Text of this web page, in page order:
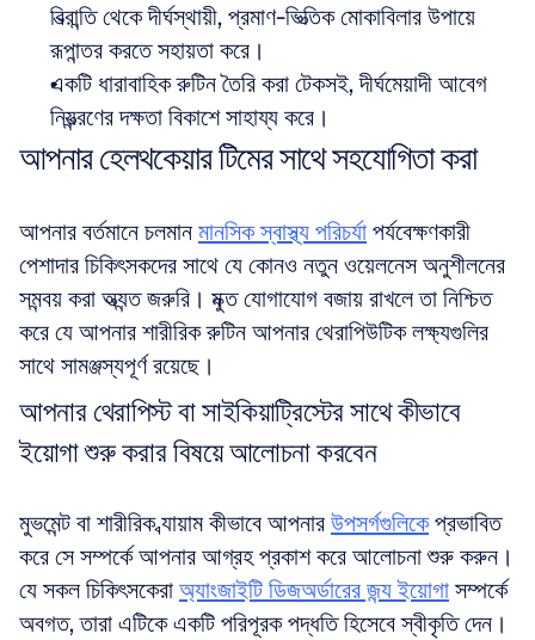
বিভ্রান্তি থেকে দীর্ঘস্থায়ী, প্রমাণ-ভিত্তিক মোকাবিলার উপায়ে
রূপান্তর করতে সহায়তা করে।
একটি ধারাবাহিক রুটিন তৈরি করা টেকসই, দীর্ঘমেয়াদী আবেগ
নিয়ন্ত্রণের দক্ষতা বিকাশে সাহায্য করে।
আপনার হেলথকেয়ার টিমের সাথে সহযোগিতা করা
আপনার বর্তমানে চলমান মানসিক স্বাস্থ্য পরিচর্যা পর্যবেক্ষণকারী
পেশাদার চিকিৎসকদের সাথে যে কোনও নতুন ওয়েলনেস অনুশীলনের
সমন্বয় করা অত্যন্ত জরুরি। মুক্ত যোগাযোগ বজায় রাখলে তা নিশ্চিত
করে যে আপনার শারীরিক রুটিন আপনার থেরাপিউটিক লক্ষ্যগুলির
সাথে সামঞ্জস্যপূর্ণ রয়েছে।
আপনার থেরাপিস্ট বা সাইকিয়াট্রিস্টের সাথে কীভাবে
ইয়োগা শুরু করার বিষয়ে আলোচনা করবেন
মুভমেন্ট বা শারীরিক ব্যায়াম কীভাবে আপনার উপসর্গগুলিকে প্রভাবিত
করে সে সম্পর্কে আপনার আগ্রহ প্রকাশ করে আলোচনা শুরু করুন।
যে সকল চিকিৎসকেরা অ্যাংজাইটি ডিজঅর্ডারের জন্য ইয়োগা সম্পর্কে
অবগত, তারা এটিকে একটি পরিপূরক পদ্ধতি হিসেবে স্বীকৃতি দেন।